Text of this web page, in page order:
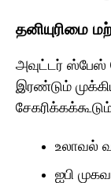
தனியுரிமை
அவுட்டர் ஸ்பேஸ்
இரண்டும்
உலாவல்
ஐபி